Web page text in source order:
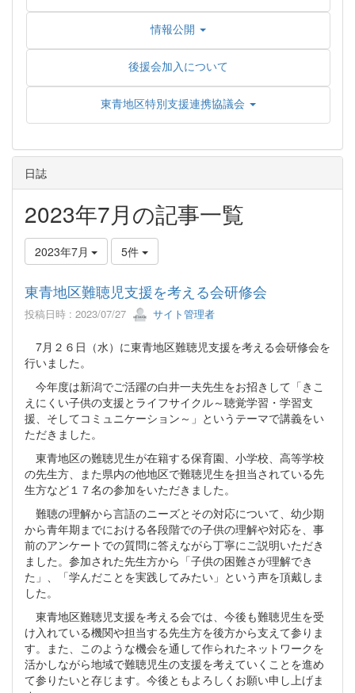
情報公開
後援会加入について
東青地区特別支援連携協議会
日誌
2023年7月の記事一覧
2023年7月 5件
東青地区難聴児支援を考える会研修会
投稿日時 : 2023/07/27 サイト管理者
7月２６日（水）に東青地区難聴児支援を考える会研修会を
行いました。
今年度は新潟でご活躍の白井一夫先生をお招きして「きこ
えにくい子供の支援とライフサイクル～聴覚学習・学習支
援、そしてコミュニケーション～」というテーマで講義をい
ただきました。
東青地区の難聴児生が在籍する保育園、小学校、高等学校
の先生方、また県内の他地区で難聴児生を担当されている先
生方など１７名の参加をいただきました。
難聴の理解から言語のニーズとその対応について、幼少期
から青年期までにおける各段階での子供の理解や対応を、事
前のアンケートでの質問に答えながら丁寧にご説明いただき
ました。参加された先生方から「子供の困難さが理解でき
た」、「学んだことを実践してみたい」という声を頂戴しま
した。
東青地区難聴児支援を考える会では、今後も難聴児生を受
け入れている機関や担当する先生方を後方から支えて参りま
す。また、このような機会を通して作られたネットワークを
活かしながら地域で難聴児生の支援を考えていくことを進め
て参りたいと存じます。今後ともよろしくお願い申し上げま